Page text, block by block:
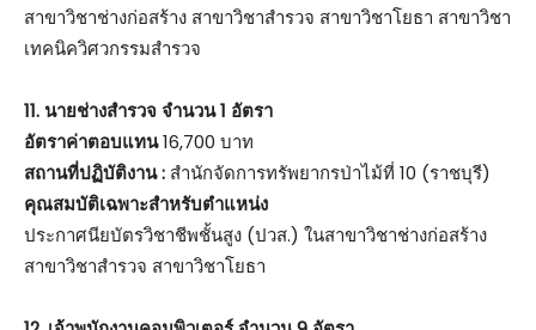
สาขาวิชาช่างก่อสร้าง สาขาวิชาสำรวจ สาขาวิชาโยธา สาขาวิชา
เทคนิควิศวกรรมสำรวจ
11. นายช่างสำรวจ จำนวน 1 อัตรา
อัตราค่าตอบแทน16,700 บาท
สถานที่ปฏิบัติงาน : สำนักจัดการทรัพยากรป่าไม้ที่ 10 (ราชบุรี)
คุณสมบัติเฉพาะสำหรับตำแหน่ง
ประกาศนียบัตรวิชาชีพชั้นสูง (ปวส.) ในสาขาวิชาช่างก่อสร้าง
สาขาวิชาสำรวจ สาขาวิชาโยธา